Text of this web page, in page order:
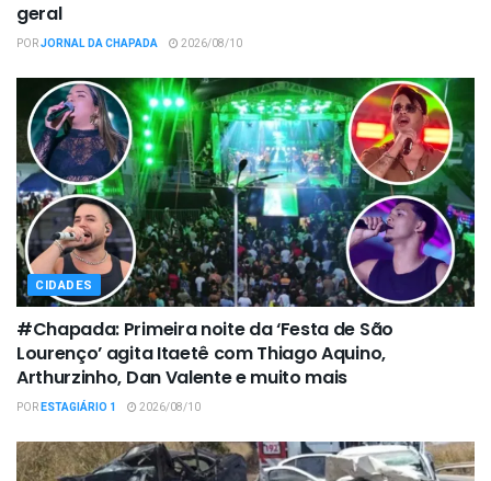
geral
PORJORNAL DA CHAPADA 2026/08/10
CIDADES
#Chapada: Primeira noite da ‘Festa de São
Lourenço’ agita Itaetê com Thiago Aquino,
Arthurzinho, Dan Valente e muito mais
PORESTAGIÁRIO 1 2026/08/10